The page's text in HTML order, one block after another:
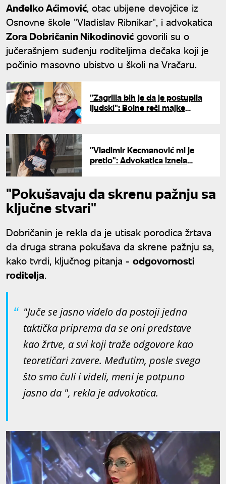
Anđelko Aćimović, otac ubijene devojčice iz
Osnovne škole "Vladislav Ribnikar", i advokatica
Zora Dobričanin Nikodinović govorili su o
jučerašnjem suđenju roditeljima dečaka koji je
počinio masovno ubistvo u školi na Vračaru.
"Zagrlila bih je da je postupila
ljudski": Bolne reči majke
"Vladimir Kecmanović mi je
pretio": Advokatica iznela
"Pokušavaju da skrenu pažnju sa
ključne stvari"
Dobričanin je rekla da je utisak porodica žrtava
da druga strana pokušava da skrene pažnju sa,
kako tvrdi, ključnog pitanja - odgovornosti
roditelja.
"Juče se jasno videlo da postoji jedna
taktička priprema da se oni predstave
kao žrtve, a svi koji traže odgovore kao
teoretičari zavere. Međutim, posle svega
što smo čuli i videli, meni je potpuno
jasno da ", rekla je advokatica.